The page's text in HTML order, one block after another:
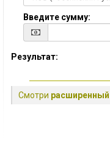
Введите сумму:
Результат:
Смотри расширенный